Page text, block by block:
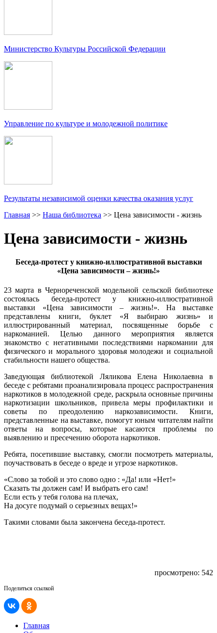
Министерство Культуры Российской Федерации
Управление по культуре и молодежной политике
Результаты независимой оценки качества оказания услуг
Главная >> Наша библиотека >> Цена зависимости - жизнь
Цена зависимости - жизнь
Беседа-протест у книжно-иллюстративной выставки
«Цена зависимости – жизнь!»
23 марта в Чернореченской модельной сельской библиотеке
состоялась беседа-протест у книжно-иллюстративной
выставки «Цена зависимости – жизнь!». На выставке
представлены книги, буклет «Я выбираю жизнь» и
иллюстрированный материал, посвященные борьбе с
наркоманией. Целью данного мероприятия является
знакомство с негативными последствиями наркомании для
физического и морального здоровья молодежи и социальной
стабильности нашего общества.
Заведующая библиотекой Ляликова Елена Николаевна в
беседе с ребятами проанализировала процесс распространения
наркотиков в молодежной среде, раскрыла основные причины
наркотизации школьников, привела меры профилактики и
советы по преодолению наркозависимости. Книги,
представленные на выставке, помогут юным читателям найти
ответы на вопросы, которые касаются проблемы по
выявлению и пресечению оборота наркотиков.
Ребята, посетившие выставку, смогли посмотреть материалы,
поучаствовать в беседе о вреде и угрозе наркотиков.
«Слово за тобой и это слово одно : «Да! или «Нет!»
Сказать ты должен сам! И выбрать его сам!
Если есть у тебя голова на плечах,
На досуге подумай о серьезных вещах!»
Такими словами была закончена беседа-протест.
просмотрено: 542
Поделиться ссылкой
Главная